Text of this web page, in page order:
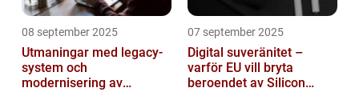
08 september 2025
Utmaningar med legacy-
system och
modernisering av
07 september 2025
Digital suveränitet –
varför EU vill bryta
beroendet av Silicon